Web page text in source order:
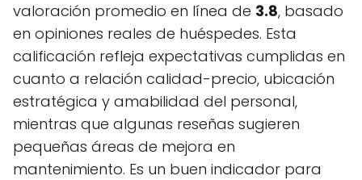
valoración promedio en línea de 3.8, basado
en opiniones reales de huéspedes. Esta
calificación refleja expectativas cumplidas en
cuanto a relación calidad-precio, ubicación
estratégica y amabilidad del personal,
mientras que algunas reseñas sugieren
pequeñas áreas de mejora en
mantenimiento. Es un buen indicador para